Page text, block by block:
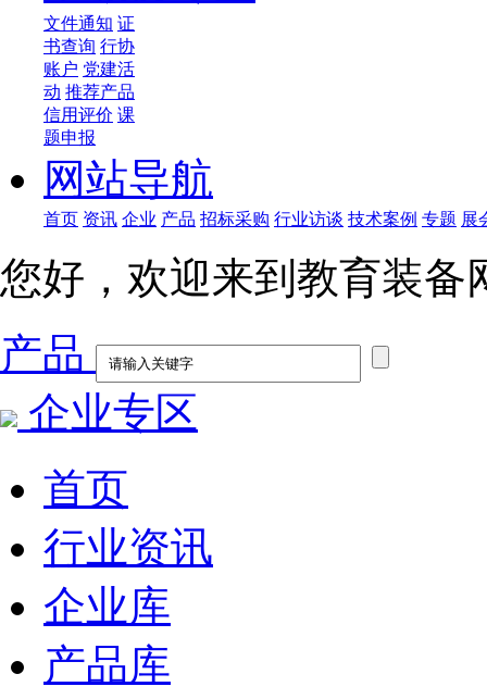
文件通知 证
书查询 行协
账户 党建活
动 推荐产品
信用评价 课
题申报
网站导航
首页 资讯 企业 产品 招标采购 行业访谈 技术案例 专题 展
您好，欢迎来到教育装备
产品
企业专区
首页
行业资讯
企业库
产品库